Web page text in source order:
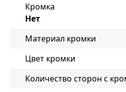
Кромка
Нет
Материал кромки
Цвет кромки
Количество сторон с